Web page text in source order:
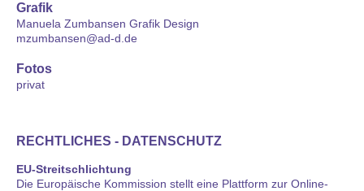
Grafik
Manuela Zumbansen Grafik Design
mzumbansen@ad-d.de
Fotos
privat
RECHTLICHES - DATENSCHUTZ
EU-Streitschlichtung
Die Europäische Kommission stellt eine Plattform zur Online-